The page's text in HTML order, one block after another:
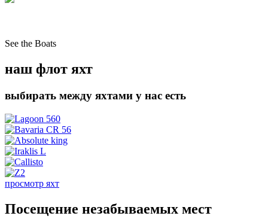
See the Boats
наш флот яхт
выбирать между яхтами у нас есть
просмотр яхт
Посещение незабываемых мест